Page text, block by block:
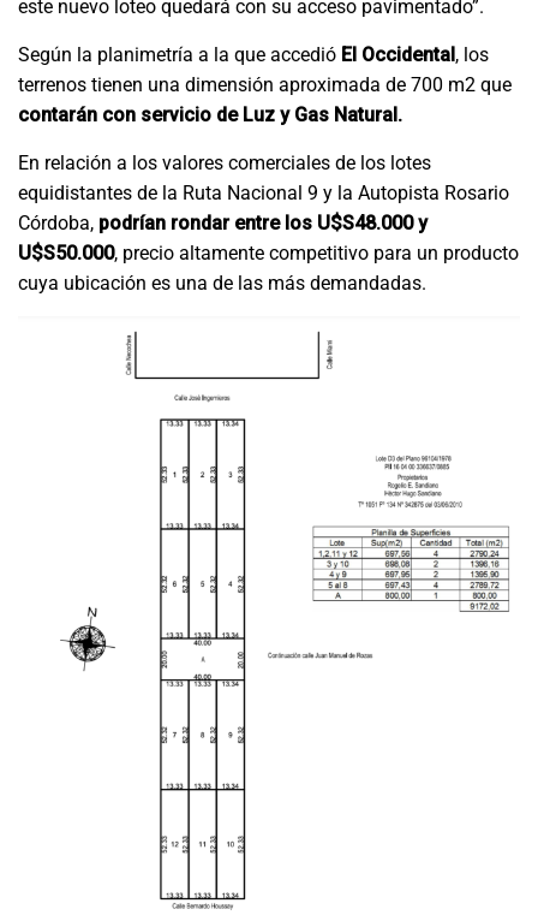
este nuevo loteo quedará con su acceso pavimentado”.
Según la planimetría a la que accedió El Occidental, los
terrenos tienen una dimensión aproximada de 700 m2 que
contarán con servicio de Luz y Gas Natural.
En relación a los valores comerciales de los lotes
equidistantes de la Ruta Nacional 9 y la Autopista Rosario
Córdoba, podrían rondar entre los U$S48.000 y
U$S50.000, precio altamente competitivo para un producto
cuya ubicación es una de las más demandadas.